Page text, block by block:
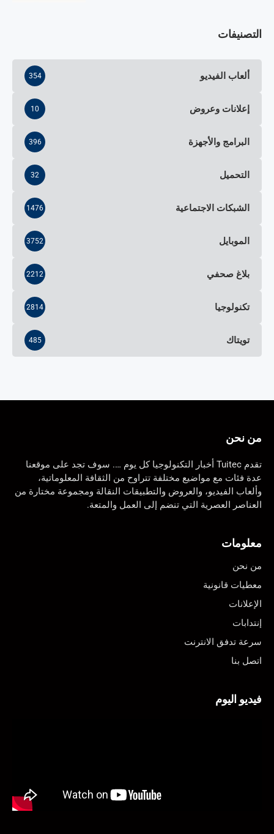
التصنيفات
ألعاب الفيديو 354
إعلانات وعروض 10
البرامج والأجهزة 396
التحميل 32
الشبكات الاجتماعية 1476
الموبايل 3752
بلاغ صحفي 2212
تكنولوجيا 2814
تويتاك 485
من نحن
تقدم Tuitec أخبار التكنولوجيا كل يوم …. سوف تجد على موقعنا
عدة فئات مع مواضيع مختلفة تتراوح من الثقافة المعلوماتية،
وألعاب الفيديو، والعروض والتطبيقات النقالة ومجموعة مختارة من
العناصر العصرية التي تنضم إلى العمل والمتعة.
معلومات
من نحن
معطيات قانونية
الإعلانات
إنتدابات
سرعة تدفق الانترنت
اتصل بنا
فيديو اليوم